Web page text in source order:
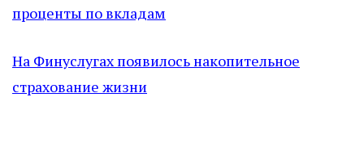
проценты по вкладам
На Финуслугах появилось накопительное
страхование жизни